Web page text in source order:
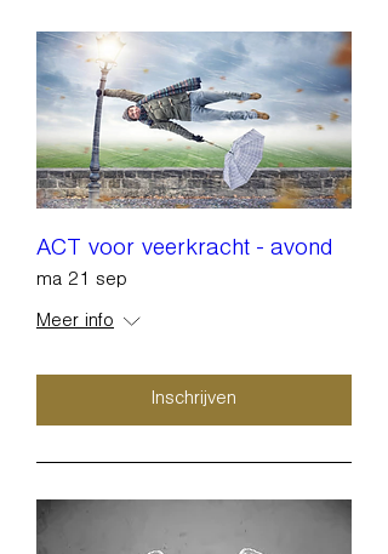
ACT voor veerkracht - avond
ma 21 sep
Meer info
Inschrijven